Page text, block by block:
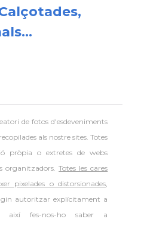
defotos d'esdeveniments
als nostre sites. Totes
pròpia o extretes de webs
organitzadors.Totes les cares
pixelades o distorsionades,
autoritzar explícitament a
així fes-nos-ho saber a